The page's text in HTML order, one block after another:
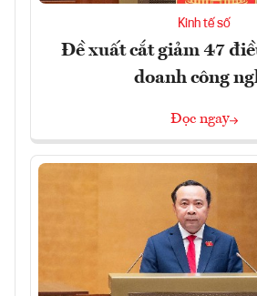
Kinh tế số
Đề xuất cắt giảm 47
doanh công
Đọc ngay